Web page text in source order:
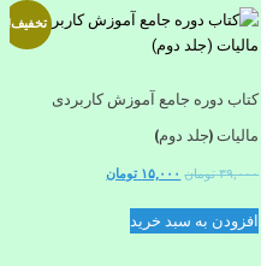
تخفیف!
کتاب دوره جامع آموزش کاربردی
مالیات (جلد دوم)
۳۹,۰۰۰ تومان قیمت
۳۹,۰۰۰ تومان
۱۵,۰۰۰ تومانقیمت
افزودن به سبد خرید